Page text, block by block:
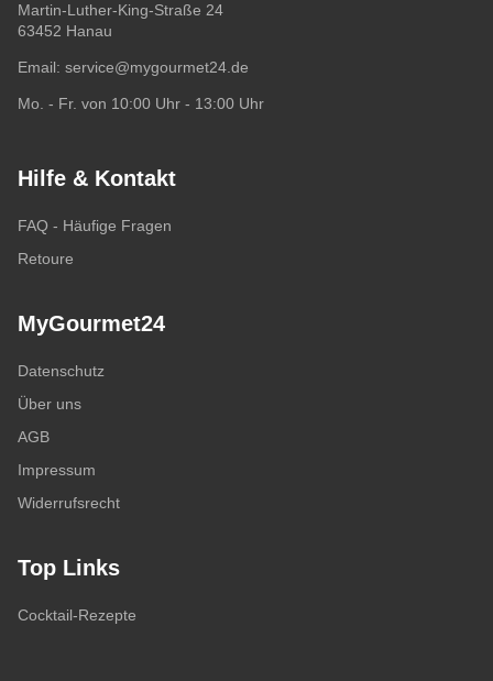
Martin-Luther-King-Straße 24
63452 Hanau
Email: service@mygourmet24.de
Mo. - Fr. von 10:00 Uhr - 13:00 Uhr
Hilfe & Kontakt
FAQ - Häufige Fragen
Retoure
MyGourmet24
Datenschutz
Über uns
AGB
Impressum
Widerrufsrecht
Top Links
Cocktail-Rezepte